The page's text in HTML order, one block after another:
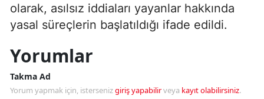
olarak, asılsız iddiaları yayanlar hakkında
yasal süreçlerin başlatıldığı ifade edildi.
Yorumlar
Takma Ad
Yorum yapmak için, istersenizgiriş yapabilirveya kayıt olabilirsiniz.